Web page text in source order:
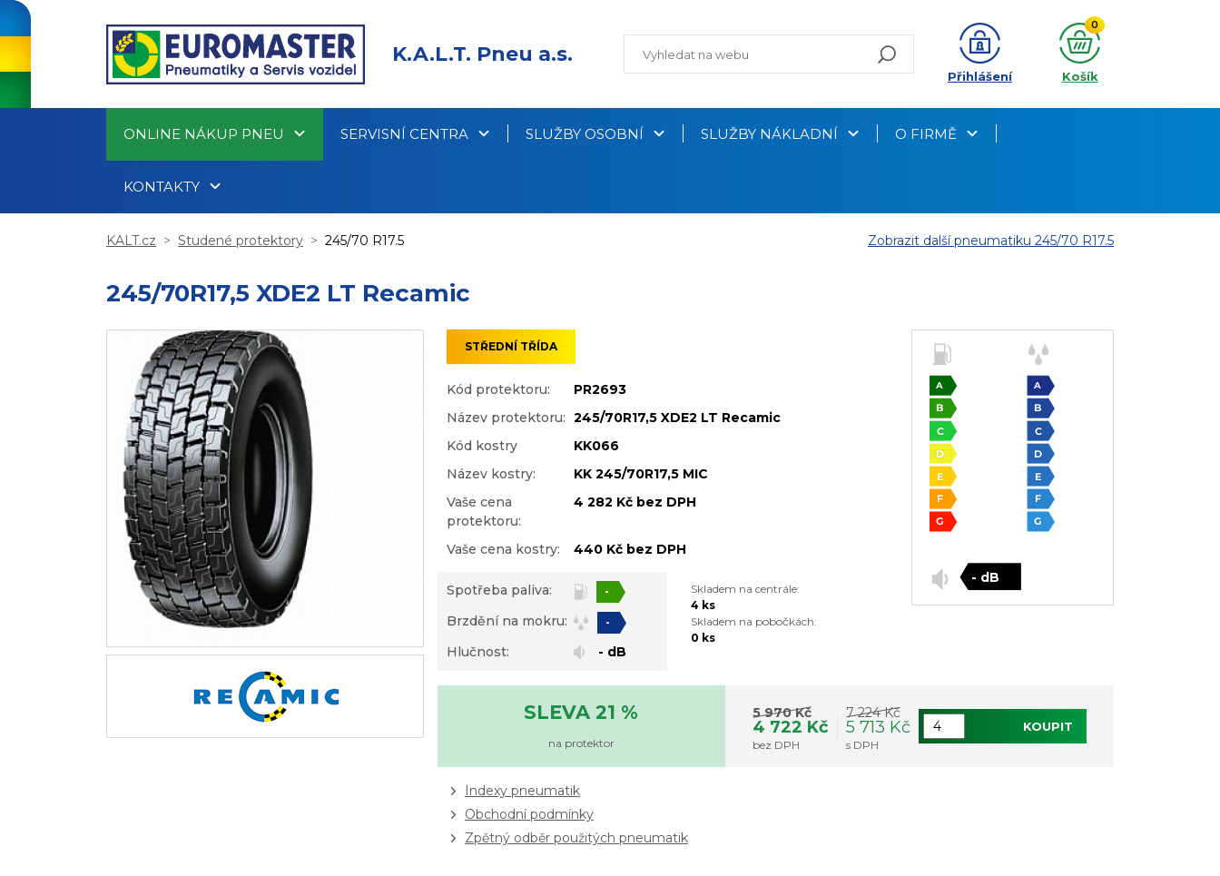
K.A.L.T. Pneu a.s.
Přihlášení Košík
0
ONLINE NÁKUP PNEU SERVISNÍ CENTRA SLUŽBY OSOBNÍ SLUŽBY NÁKLADNÍ O FIRMĚ
KONTAKTY
KALT.cz Studené protektory 245/70 R17.5 Zobrazit další pneumatiku 245/70 R17.5
245/70R17,5 XDE2 LT Recamic
STŘEDNÍ TŘÍDA
Kód protektoru:
PR2693
Název protektoru: 245/70R17,5 XDE2 LT Recamic
Kód kostry
KK066
Název kostry:
KK 245/70R17,5 MIC
Vaše cena
protektoru:
4 282 Kč bez DPH
Vaše cena kostry: 440 Kč bez DPH
Spotřeba paliva: -
Brzdění na mokru: -
Hlučnost: - dB
Skladem na centrále:
4 ks
Skladem na pobočkách:
0 ks
- dB
SLEVA 21 %
na protektor
5 970 Kč
4 722 Kč
bez DPH
7 224 Kč
5 713 Kč
s DPH
KOUPIT
Indexy pneumatik
Obchodní podmínky
Zpětný odběr použitých pneumatik